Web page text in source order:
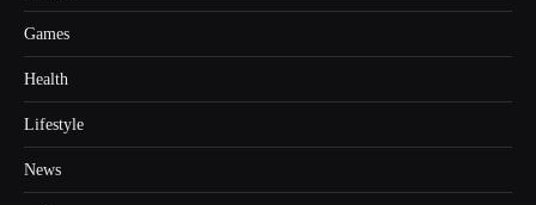
Games
Health
Lifestyle
News